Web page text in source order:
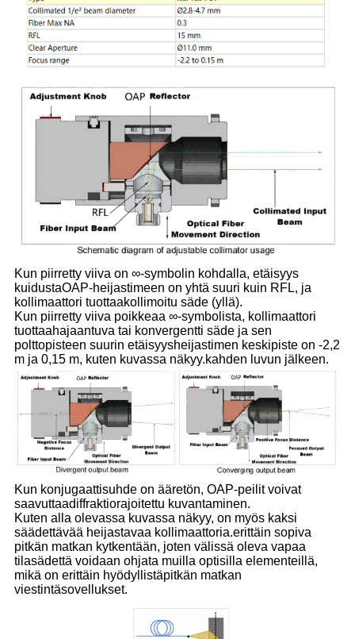
Kun piirretty viiva on ∞-symbolin kohdalla, etäisyys
kuidustaOAP-heijastimeen on yhtä suuri kuin RFL, ja
kollimaattori tuottaakollimoitu säde (yllä).
Kun piirretty viiva poikkeaa ∞-symbolista, kollimaattori
tuottaahajaantuva tai konvergentti säde ja sen
polttopisteen suurin etäisyysheijastimen keskipiste on -2,2
m ja 0,15 m, kuten kuvassa näkyy.kahden luvun jälkeen.
Kun konjugaattisuhde on ääretön, OAP-peilit voivat
saavuttaadiffraktiorajoitettu kuvantaminen.
Kuten alla olevassa kuvassa näkyy, on myös kaksi
säädettävää heijastavaa kollimaattoria.erittäin sopiva
pitkän matkan kytkentään, joten välissä oleva vapaa
tilasädettä voidaan ohjata muilla optisilla elementeillä,
mikä on erittäin hyödyllistäpitkän matkan
viestintäsovellukset.